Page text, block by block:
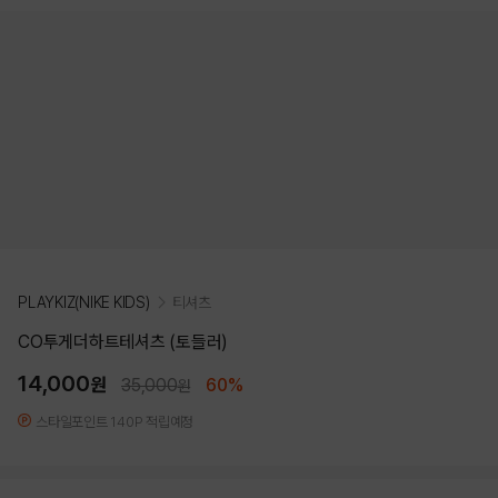
PLAYKIZ(NIKE KIDS) 티셔츠
CO투게더하트테셔츠 (토들러)
14,000원 35,000원 60%
스타일포인트 140P 적립예정